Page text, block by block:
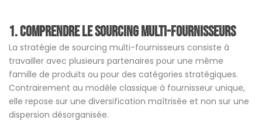
1. Comprendre le sourcing multi-fournisseurs
La stratégie de sourcing multi-fournisseurs consiste à
travailler avec plusieurs partenaires pour une même
famille de produits ou pour des catégories stratégiques.
Contrairement au modèle classique à fournisseur unique,
elle repose sur une diversification maîtrisée et non sur une
dispersion désorganisée.